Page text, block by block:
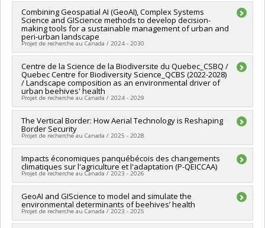
Chercheur principal :Yan Kestens
Co-chercheurs :Sébastien Lord,Liliana Perez,Cécile
Aenishaenslin,Bouchra Nasri,Evelyne de Leeuw,Marie-
Christine Therrien,Daniel Fuller
Sources de financement :IRSC/Instituts de recherche en
santé du Canada
Programmes de subvention :PVXXXXXX-(PJT) Subvention
Projet
Combining Geospatial AI (GeoAI), Complex Systems
Science and GIScience methods to develop decision-
making tools for a sustainable management of urban and
peri-urban landscape
Projet de recherche au Canada / 2024 - 2030
Chercheur principal : Liliana Perez
Sources de financement :CRSNG/Conseil de recherches en
sciences naturelles et génie du Canada (CRSNG)
Programmes de subvention :PVX20965-(RGP) Programme de
subvention à la découverte individuelle ou de groupe
Centre de la Science de la Biodiversite du Quebec_CSBQ /
Quebec Centre for Biodiversity Science_QCBS (2022-2028)
/ Landscape composition as an environmental driver of
urban beehives' health
Projet de recherche au Canada / 2024 - 2029
Sources de financement :FRQNT/Fonds de recherche du
Québec - Nature et technologies (FQRNT)
Programmes de subvention :
The Vertical Border: How Aerial Technology is Reshaping
Border Security
Projet de recherche au Canada / 2025 - 2028
Chercheur principal :Luna Vives
Co-chercheurs : Liliana Perez
Sources de financement :
Programmes de subvention :PV153480-Subventions de
développement Savoir
Impacts économiques panquébécois des changements
climatiques sur l'agriculture et l'adaptation (P-QEICCAA)
Projet de recherche au Canada / 2023 - 2026
Chercheur principal : Terence Epule Epule
Co-chercheurs :Liliana Perez
Sources de financement :
GeoAI and GIScience to model and simulate the
environmental determinants of beehives’ health
Projet de recherche au Canada / 2023 - 2025